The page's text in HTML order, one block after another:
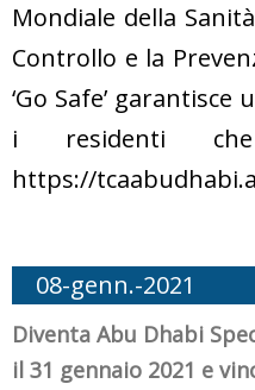
Mondiale della
Controllo e la
‘Go Safe’
i residenti
https://
08-genn.-2021
Diventa Abu Dhabi
il 31 gennaio 2021 e